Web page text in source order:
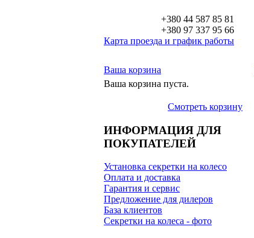
+380 44 587 85 81
+380 97 337 95 66
Карта проезда и график работы
Ваша корзина
Ваша корзина пуста.
Смотреть корзину
ИНФОРМАЦИЯ ДЛЯ
ПОКУПАТЕЛЕЙ
Установка секретки на колесо
Оплата и доставка
Гарантия и сервис
Предложение для дилеров
База клиентов
Секретки на колеса - фото